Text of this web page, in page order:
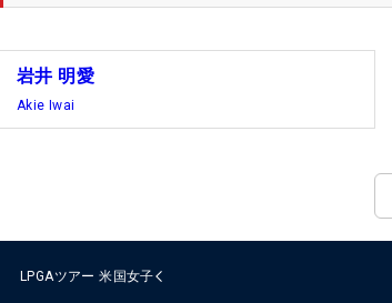
岩井 明愛
Akie Iwai
LPGAツアー 米国女子